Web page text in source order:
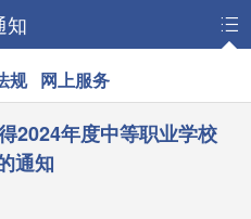
知
规 网上服务
2024年度中等职业学校
通知